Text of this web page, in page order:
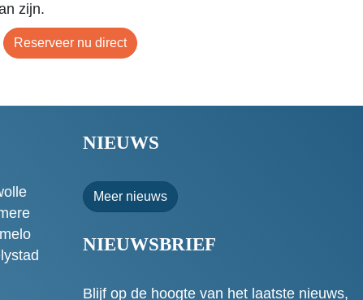
zijn.
Reserveer nu direct
NIEUWS
Meer nieuws
NIEUWSBRIEF
Blijf op de hoogte van het laatste nieuws,